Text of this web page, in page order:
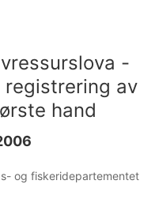
-
av
hand
og fiskeridepartementet